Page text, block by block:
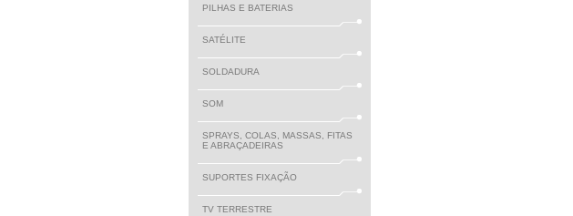
PILHAS E BATERIAS
SATÉLITE
SOLDADURA
SOM
SPRAYS, COLAS, MASSAS, FITAS
E ABRAÇADEIRAS
SUPORTES FIXAÇÃO
TV TERRESTRE